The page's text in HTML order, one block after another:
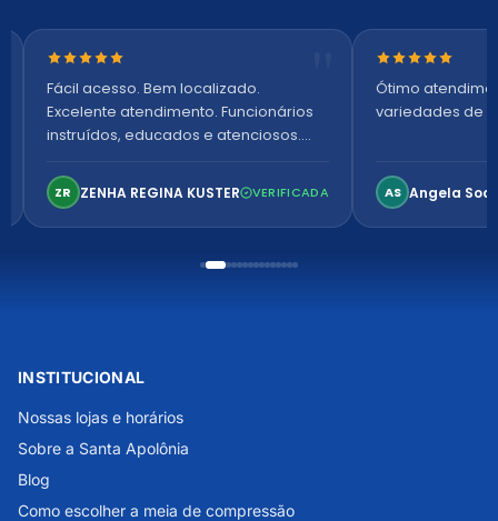
Nota 5 de 5 estrelas
Fácil acesso. Bem localizado.
Excelente atendimento. Funcionários
instruídos, educados e atenciosos.
confortável. Perfeito!
ZR ZENHA REGINA KUSTER VERIFICADA
Nota 5 de 5
Ótimo
variedades de
AS Angela
INSTITUCIONAL
Nossas lojas e horários
Sobre a Santa Apolônia
Blog
Como escolher a meia de compressão